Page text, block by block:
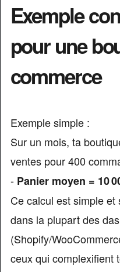
Exemple
pour une
commerce
Exemple simple :
Sur un mois, ta
ventes pour 400
- Panier moyen = 10
Ce calcul est simple
dans la plupart des
(Shopify/
ceux qui complexifient